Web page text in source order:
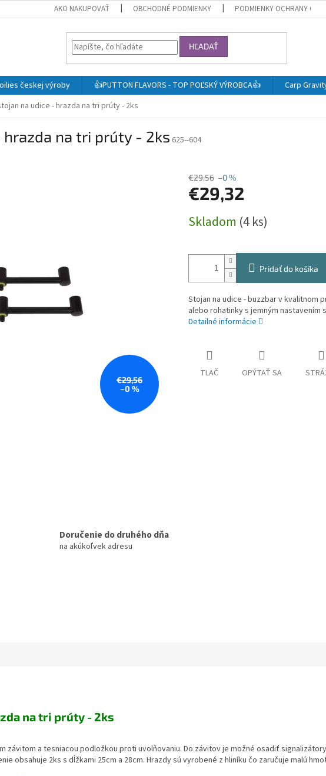
AKO NAKUPOVAŤ OBCHODNÉ PODMIENKY PODMIENKY OCHRANY
HĽADAŤ
českej výroby 👍PUTTON FLAVORS - TOP POĽSKÝ VÝROBCA👍 Carp
na udice - hrazda na tri prúty - 2ks
hrazda na tri prúty - 2ks 625--604
€29,56
–0 %
€29,56 –0 %
€29,32
cena:
Skladom (4 ks)
Pridať do košíka
Stojan na udice - buzzbar v kvalitnom
alebo rohatinky s jemným nastavením
Detailné informácie
TLAČ OPÝTAŤ SA
Doručenie do druhého dňa
na akúkoľvek adresu
na tri prúty - 2ks
závitom a tesniacou podložkou proti uvolňovaniu. Do závitov je možné osadiť
obsahuje 2ks s dĺžkami 25cm a 28cm. Hrazdy sú vyrobené z hliníku čo zaručuje malú